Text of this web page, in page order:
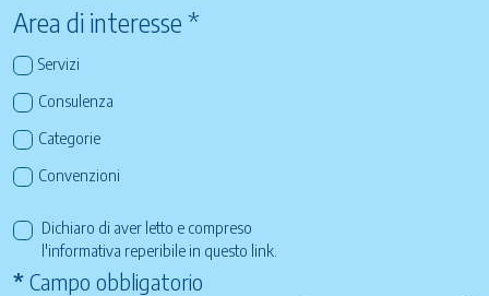
Area di interesse *
Servizi
Consulenza
Categorie
Convenzioni
Dichiaro di aver letto e compreso
l'informativa reperibile in questo link
* Campo obbligatorio